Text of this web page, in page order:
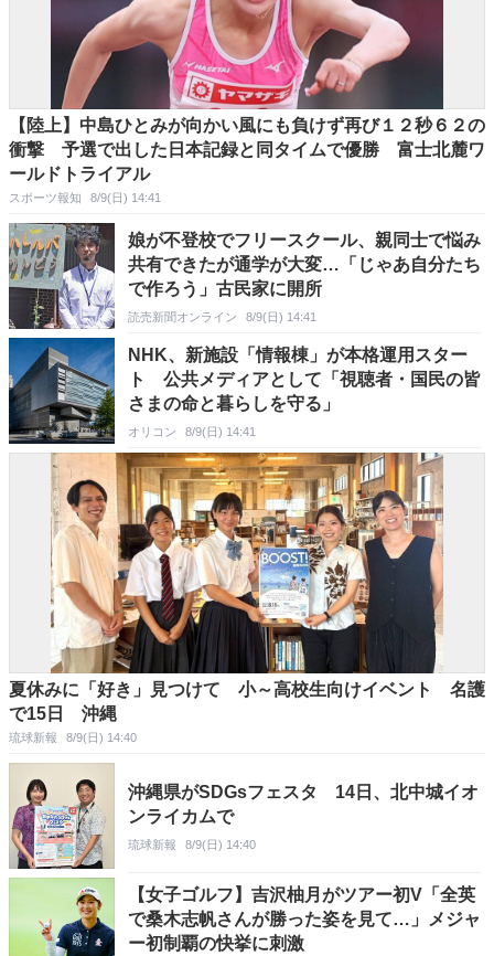
【陸上】中島ひとみが向かい風にも負けず再び１２秒６２の
衝撃 予選で出した日本記録と同タイムで優勝 富士北麓ワ
ールドトライアル
スポーツ報知 8/9(日) 14:41
娘が不登校でフリースクール、親同士で悩み
共有できたが通学が大変…「じゃあ自分たち
で作ろう」古民家に開所
読売新聞オンライン 8/9(日) 14:41
NHK、新施設「情報棟」が本格運用スター
ト 公共メディアとして「視聴者・国民の皆
さまの命と暮らしを守る」
オリコン 8/9(日) 14:41
夏休みに「好き」見つけて 小～高校生向けイベント 名護
で15日 沖縄
琉球新報 8/9(日) 14:40
沖縄県がSDGsフェスタ 14日、北中城イオ
ンライカムで
琉球新報 8/9(日) 14:40
【女子ゴルフ】吉沢柚月がツアー初V「全英
で桑木志帆さんが勝った姿を見て…」メジャ
ー初制覇の快挙に刺激